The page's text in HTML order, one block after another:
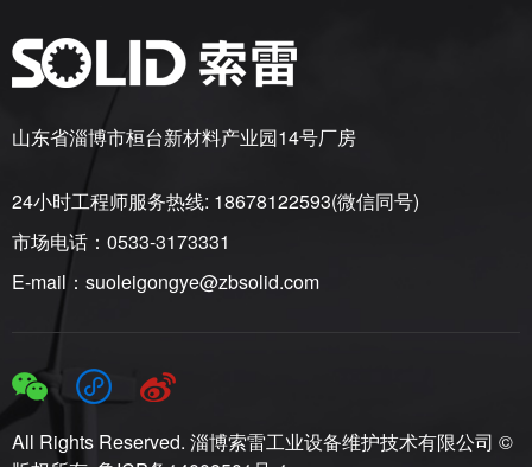
山东省淄博市桓台新材料产业园14号厂房
24小时工程师服务热线: 18678122593(微信同号)
市场电话：0533-3173331
E-mail：suoleigongye@zbsolid.com
All Rights Reserved. 淄博索雷工业设备维护技术有限公司 ©